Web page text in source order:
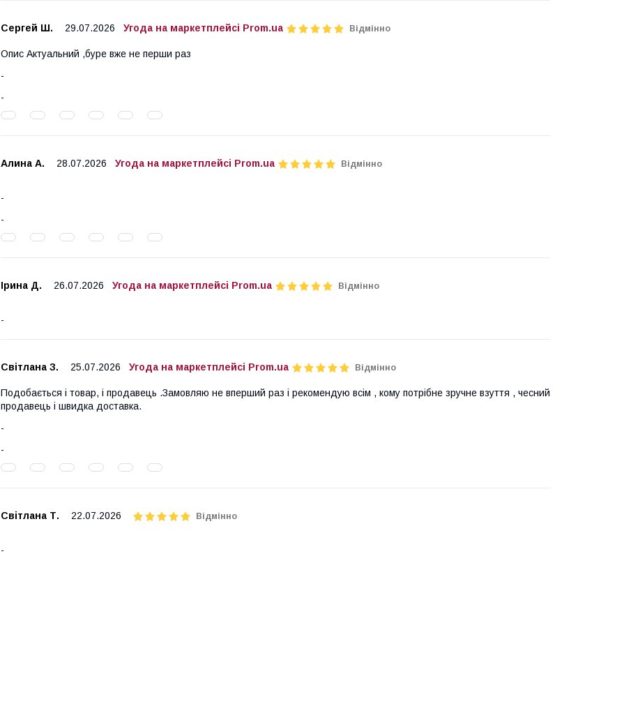
Сергей Ш. 29.07.2026 Угода на маркетплейсі Prom.ua Відмінно
Опис Актуальний ,буре вже не перши раз
Алина А. 28.07.2026 Угода на маркетплейсі Prom.ua Відмінно
Ірина Д. 26.07.2026 Угода на маркетплейсі Prom.ua Відмінно
Світлана З. 25.07.2026 Угода на маркетплейсі Prom.ua Відмінно
Подобається і товар, і продавець .Замовляю не вперший раз і рекомендую всім , кому потрібне зручне взуття , чесний
продавець і швидка доставка.
Світлана Т. 22.07.2026 Відмінно